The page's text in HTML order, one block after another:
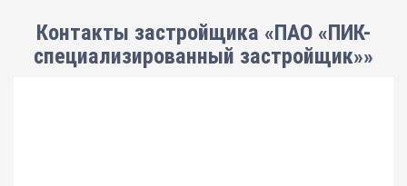
Контакты застройщика «ПАО «ПИК-
специализированный застройщик»»